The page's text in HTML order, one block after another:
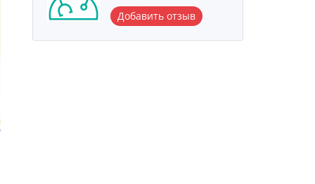
Добавить отзыв